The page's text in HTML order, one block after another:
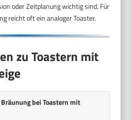
oder Zeitplanung wichtig sind. Für
reicht oft ein analoger Toaster.
zu Toastern mit
bei Toastern mit